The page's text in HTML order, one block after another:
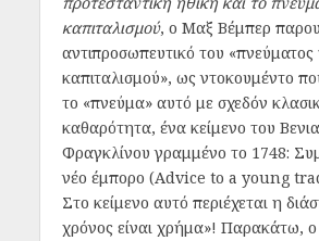
καπιταλισμού, ο Μαξ Βέμπερ
αντιπροσωπευτικό του «πνεύματος
καπιταλισμού», ως ντοκουμέντο
το «πνεύμα» αυτό με σχεδόν
καθαρότητα, ένα κείμενο του
Φραγκλίνου γραμμένο το 1748:
νέο έμπορο (Advice to a young
Στο κείμενο αυτό περιέχεται η
χρόνος είναι χρήμα»! Παρακάτω,